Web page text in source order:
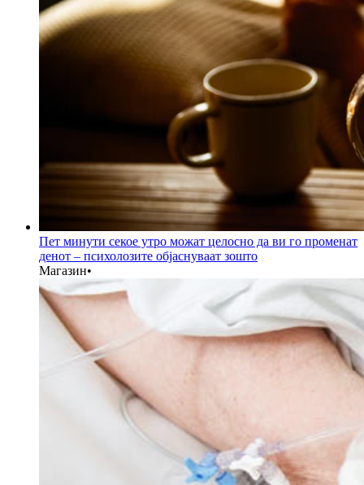
Пет минути секое утро можат целосно да ви го променат
денот – психолозите објаснуваат зошто
Магазин•